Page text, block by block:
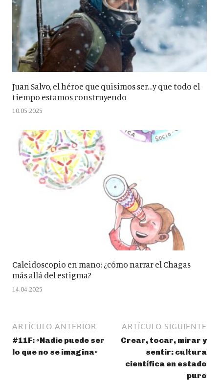
Juan Salvo, el héroe que quisimos ser…y que todo el
tiempo estamos construyendo
10.05.2025
Caleidoscopio en mano: ¿cómo narrar el Chagas
más allá del estigma?
14.04.2025
ARTÍCULO ANTERIOR
#11F: «Nadie puede ser
lo que no se imagina»
ARTÍCULO SIGUIENTE
Crear, tocar, mirar y
sentir: cultura
científica en estado
puro